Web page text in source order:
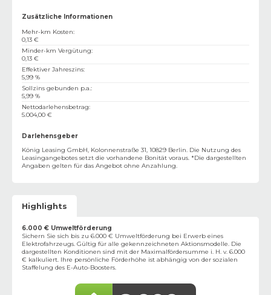
Zusätzliche Informationen
Mehr-km Kosten:
0,13 €
Minder-km Vergütung:
0,13 €
Effektiver Jahreszins:
5,99 %
Sollzins gebunden p.a.:
5,99 %
Nettodarlehensbetrag:
5.004,00 €
Darlehensgeber
König Leasing GmbH, Kolonnenstraße 31, 10829 Berlin. Die Nutzung des
Leasingangebotes setzt die vorhandene Bonität voraus. *Die dargestellten
Angaben gelten für das Angebot ohne Anzahlung.
Highlights
6.000 € Umweltförderung
Sichern Sie sich bis zu 6.000 € Umweltförderung bei Erwerb eines
Elektrofahrzeugs. Gültig für alle gekennzeichneten Aktionsmodelle. Die
dargestellten Konditionen sind mit der Maximalfördersumme i. H. v. 6.000
€ kalkuliert. Ihre persönliche Förderhöhe ist abhängig von der sozialen
Staffelung des E-Auto-Boosters.